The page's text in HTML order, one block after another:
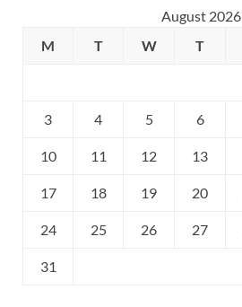
August 2026
M
T W T
3 4 5 6
10 11 12 13
17 18 19 20
24 25 26 27
31